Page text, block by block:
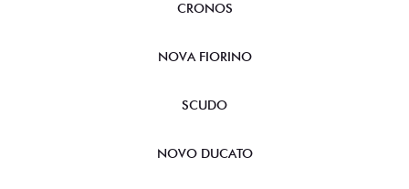
CRONOS
NOVA FIORINO
SCUDO
NOVO DUCATO